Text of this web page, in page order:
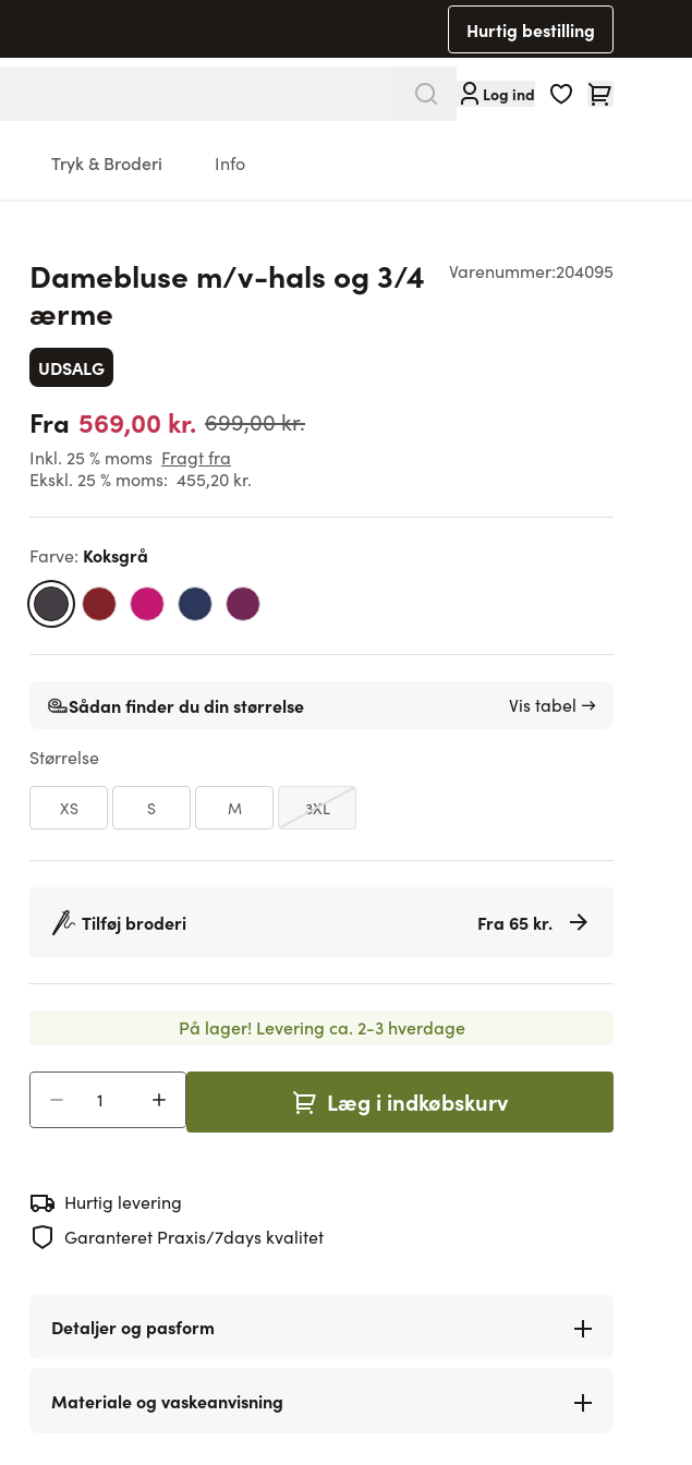
Hurtig bestilling
Log ind Cart
Tryk & Broderi Info
Varenummer:204095
Damebluse m/v-hals og 3/4
ærme
UDSALG
Fra 569,00 kr. 699,00 kr.
Inkl. 25 % moms Fragt fra
Ekskl. 25 % moms: 455,20 kr.
Farve: Koksgrå
Sådan finder du din størrelse Vis tabel →
Størrelse
XS S M 3XL
Tilføj broderi Fra 65 kr.
På lager! Levering ca. 2-3 hverdage
Læg i indkøbskurv
Hurtig levering
Garanteret Praxis/7days kvalitet
Detaljer og pasform
Materiale og vaskeanvisning